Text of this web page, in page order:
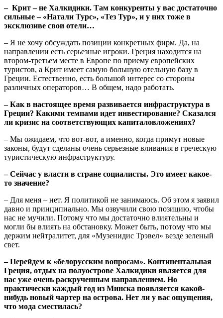
– Крит – не Халкидики. Там конкуренты у вас достаточно
сильные – «Натали Турс», «Тез Тур», и у них тоже в
эксклюзиве свои отели…
– Я не хочу обсуждать позиции конкретных фирм. Да, на
направлении есть серьезные игроки. Греция находится на
втором-третьем месте в Европе по приему европейских
туристов, а Крит имеет самую большую отельную базу в
Греции. Естественно, есть большой интерес со стороны
различных операторов… В общем, надо работать.
– Как в настоящее время развивается инфраструктура в
Греции? Какими темпами идет инвестирование? Сказался
ли кризис на соответствующих капиталовложениях?
– Мы ожидаем, что вот-вот, а именно, когда примут новые
законы, будут сделаны очень серьезные вливания в греческую
туристическую инфраструктуру.
– Сейчас у власти в стране социалисты. Это имеет какое-
то значение?
– Для меня – нет. Я политикой не занимаюсь. Об этом я заявил
давно и принципиально. Мы озвучили свою позицию, чтобы
нас не мучили. Потому что мы достаточно влиятельны и
могли бы влиять на обстановку. Может быть, потому что мы
держим нейтралитет, для «Музенидис Трэвел» везде зеленый
свет.
– Перейдем к «белорусским вопросам». Континентальная
Греция, отдых на полуострове Халкидики является для
нас уже очень раскрученным направлением. Но
практически каждый год из Минска появляется какой-
нибудь новый чартер на острова. Нет ли у вас ощущения,
что мода сместилась?